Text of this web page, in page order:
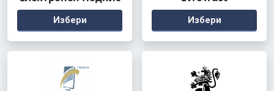
Избери Избери